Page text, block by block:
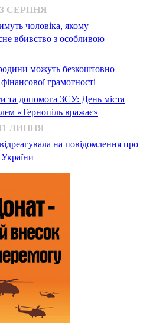
СЕРПНЯ
чоловіка, якому
вбивство з особливою
можуть безкоштовно
грамотності
та допомога ЗСУ: День міста
«Тернопіль вражає»
ЛИПНЯ
на повідомлення про